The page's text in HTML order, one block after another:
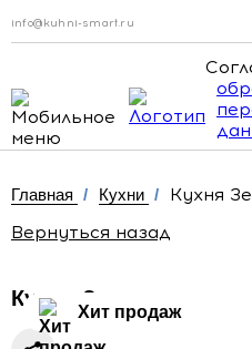
info@kuhni-smart.ru
Главная / Кухни /
Кухня
Вернуться назад
Кухня Зенна
Хит продаж